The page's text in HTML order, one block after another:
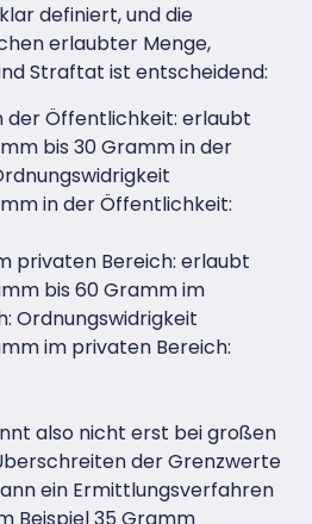
definiert, und die
erlaubter Menge,
Straftat ist entscheidend:
der Öffentlichkeit: erlaubt
bis 30 Gramm in der
in der Öffentlichkeit:
privaten Bereich: erlaubt
bis 60 Gramm im
Ordnungswidrigkeit
im privaten Bereich:
also nicht erst bei großen
der Grenzwerte
ein Ermittlungsverfahren
Beispiel 35 Gramm